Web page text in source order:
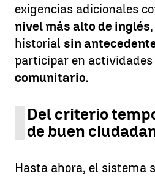
exigencias adicionales
nivel más alto de inglés
historial sin
participar en actividades
comunitario.
Del criterio
de buen
Hasta ahora, el sistema